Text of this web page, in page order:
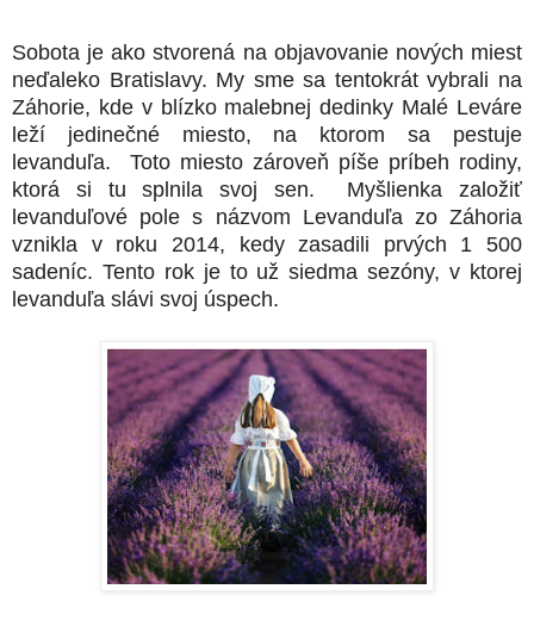
Sobota je ako stvorená na objavovanie nových miest
neďaleko Bratislavy. My sme sa tentokrát vybrali na
Záhorie, kde v blízko malebnej dedinky Malé Leváre
leží jedinečné miesto, na ktorom sa pestuje
levanduľa.
Toto miesto zároveň píše príbeh rodiny,
ktorá si tu splnila svoj sen.
Myšlienka založiť
levanduľové pole s názvom Levanduľa zo Záhoria
vznikla v roku 2014, kedy zasadili prvých 1 500
sadeníc. Tento rok je to už siedma sezóny, v ktorej
levanduľa slávi svoj úspech.